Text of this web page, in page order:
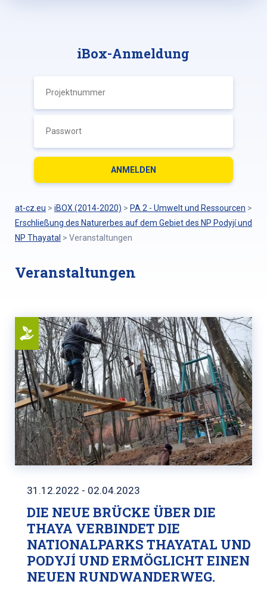
iBox-Anmeldung
at-cz.eu > iBOX (2014-2020) > PA 2 - Umwelt und Ressourcen >
Erschließung des Naturerbes auf dem Gebiet des NP Podyjí und
NP Thayatal > Veranstaltungen
Veranstaltungen
31.12.2022 - 02.04.2023
DIE NEUE BRÜCKE ÜBER DIE
THAYA VERBINDET DIE
NATIONALPARKS THAYATAL UND
PODYJÍ UND ERMÖGLICHT EINEN
NEUEN RUNDWANDERWEG.